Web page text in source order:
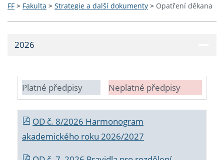
FF > Fakulta > Strategie a další dokumenty > Opatření děkana
2026
Platné předpisy Neplatné předpisy
OD č. 8/2026 Harmonogram
akademického roku 2026/2027